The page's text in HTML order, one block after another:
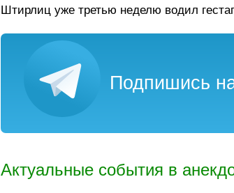
Штирлиц уже третью неделю водил
Подпишись
Актуальные события в